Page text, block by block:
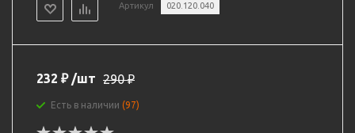
Артикул 020.120.040
232 ₽ /шт 290₽
Есть в наличии (97)